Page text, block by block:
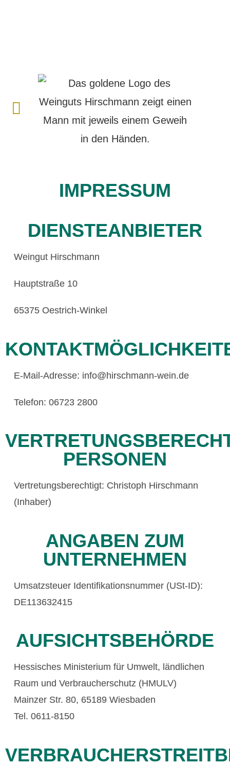
IMPRESSUM
DIENSTEANBIETER
Weingut Hirschmann
Hauptstraße 10
65375 Oestrich-Winkel
E-Mail-Adresse: info@hirschmann-wein.de
Telefon: 06723 2800
PERSONEN
Vertretungsberechtigt: Christoph Hirschmann
(Inhaber)
ANGABEN ZUM
UNTERNEHMEN
Umsatzsteuer Identifikationsnummer (USt-ID):
DE113632415
AUFSICHTSBEHÖRDE
Hessisches Ministerium für Umwelt, ländlichen
Raum und Verbraucherschutz (HMULV)
Mainzer Str. 80, 65189 Wiesbaden
Tel. 0611-8150